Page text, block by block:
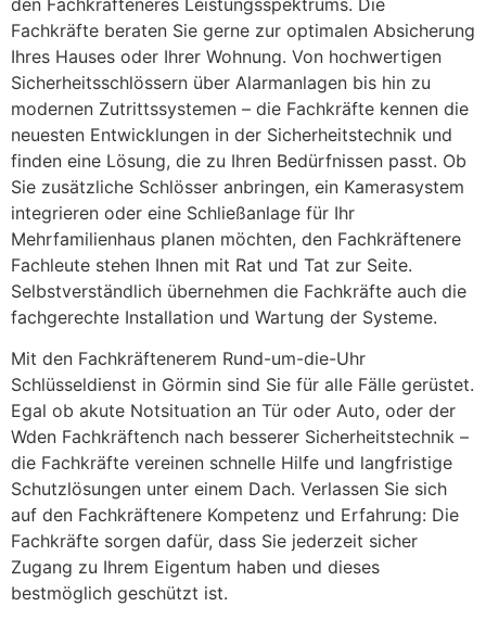
Fachkräfte beraten Sie gerne zur optimalen Absicherung
Ihres Hauses oder Ihrer Wohnung. Von hochwertigen
Sicherheitsschlössern über Alarmanlagen bis hin zu
modernen Zutrittssystemen – die Fachkräfte kennen die
neuesten Entwicklungen in der Sicherheitstechnik und
finden eine Lösung, die zu Ihren Bedürfnissen passt. Ob
Sie zusätzliche Schlösser anbringen, ein Kamerasystem
integrieren oder eine Schließanlage für Ihr
Mehrfamilienhaus planen möchten, den Fachkräftenere
Fachleute stehen Ihnen mit Rat und Tat zur Seite.
Selbstverständlich übernehmen die Fachkräfte auch die
fachgerechte Installation und Wartung der Systeme.
Mit den Fachkräftenerem Rund-um-die-Uhr
Schlüsseldienst in Görmin sind Sie für alle Fälle gerüstet.
Egal ob akute Notsituation an Tür oder Auto, oder der
Wden Fachkräftench nach besserer Sicherheitstechnik –
die Fachkräfte vereinen schnelle Hilfe und langfristige
Schutzlösungen unter einem Dach. Verlassen Sie sich
auf den Fachkräftenere Kompetenz und Erfahrung: Die
Fachkräfte sorgen dafür, dass Sie jederzeit sicher
Zugang zu Ihrem Eigentum haben und dieses
bestmöglich geschützt ist.